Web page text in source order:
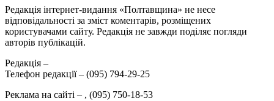
Редакція інтернет-видання «Полтавщина» не несе
відповідальності за зміст коментарів, розміщених
користувачами сайту. Редакція не завжди поділяє погляди
авторів публікацій.
Редакція –
Телефон редакції – (095) 794-29-25
Реклама на сайті – , (095) 750-18-53